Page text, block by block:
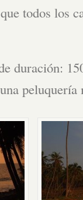
todos los
duración:
peluquería